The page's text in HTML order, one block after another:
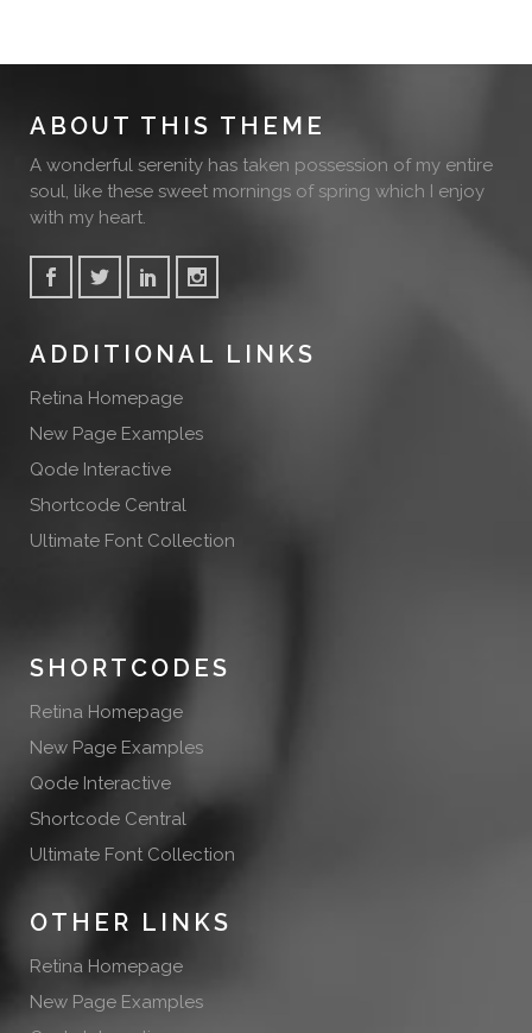
ABOUT THIS THEME
A wonderful serenity has taken possession of my entire
soul, like these sweet mornings of spring which I enjoy
with my heart.
ADDITIONAL LINKS
Retina Homepage
New Page Examples
Qode Interactive
Shortcode Central
Ultimate Font Collection
SHORTCODES
Retina Homepage
New Page Examples
Qode Interactive
Shortcode Central
Ultimate Font Collection
OTHER LINKS
Retina Homepage
New Page Examples